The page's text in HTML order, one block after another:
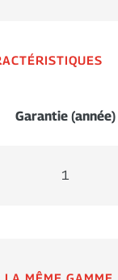
Garantie (année)
1